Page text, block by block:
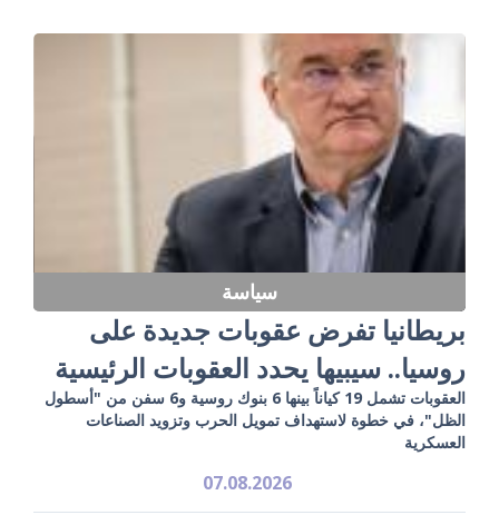
سياسة
بريطانيا تفرض عقوبات جديدة على
روسيا.. سيبيها يحدد العقوبات الرئيسية
العقوبات تشمل 19 كياناً بينها 6 بنوك روسية و6 سفن من "أسطول
الظل"، في خطوة لاستهداف تمويل الحرب وتزويد الصناعات
العسكرية
07.08.2026